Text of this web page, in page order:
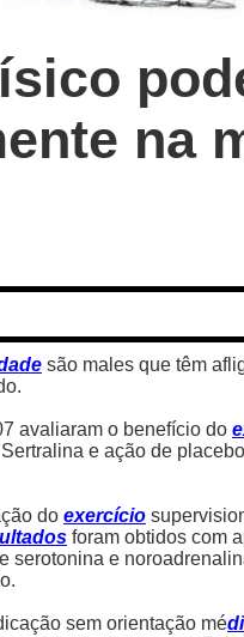
na
são males que têm
avaliaram o benefício do
e ação de
do exercício
foram obtidos com
serotonina e
sem orientação mé